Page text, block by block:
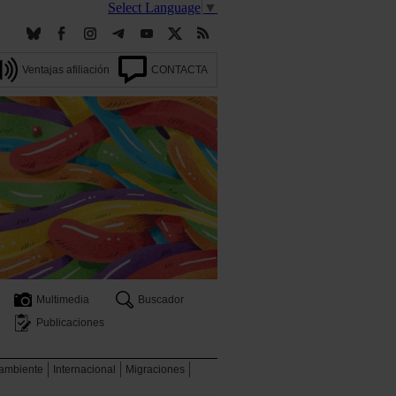
Select Language ▼
Ventajas afiliación CONTACTA
Multimedia
Buscador
Publicaciones
Internacional
Migraciones